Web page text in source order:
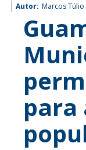
Autor: Marcos Túlio
para